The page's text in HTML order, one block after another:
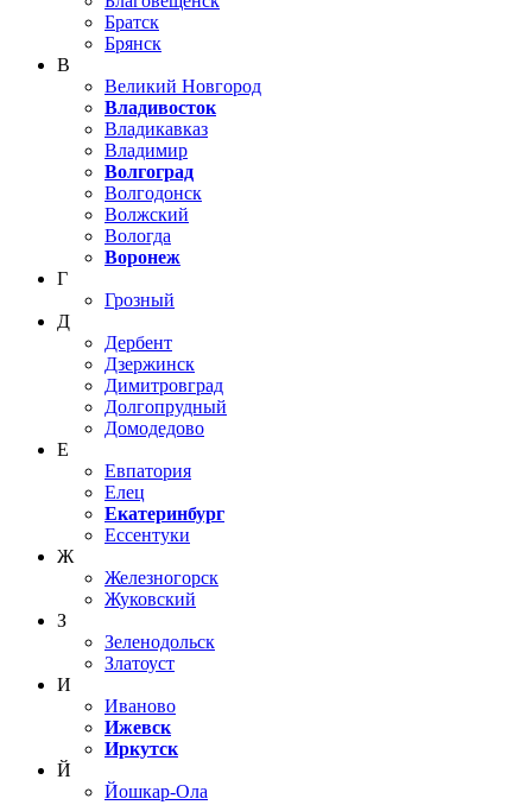
Братск
Брянск
В
Великий Новгород
Владивосток
Владикавказ
Владимир
Волгоград
Волгодонск
Волжский
Вологда
Воронеж
Г
Грозный
Д
Дербент
Дзержинск
Димитровград
Долгопрудный
Домодедово
Е
Евпатория
Елец
Екатеринбург
Ессентуки
Ж
Железногорск
Жуковский
З
Зеленодольск
Златоуст
И
Иваново
Ижевск
Иркутск
Й
Йошкар-Ола